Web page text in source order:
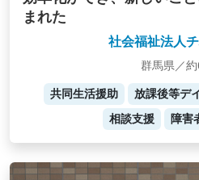
まれた
社会福祉法人
群馬県／約
共同生活援助 放課後等デ
相談支援
障害